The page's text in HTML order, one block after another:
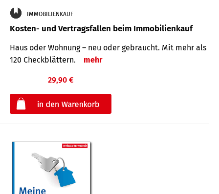
IMMOBILIENKAUF
Kosten- und Vertragsfallen beim Immobilienkauf
Haus oder Wohnung – neu oder gebraucht. Mit mehr als
120 Check­blättern.
mehr
29,90 €